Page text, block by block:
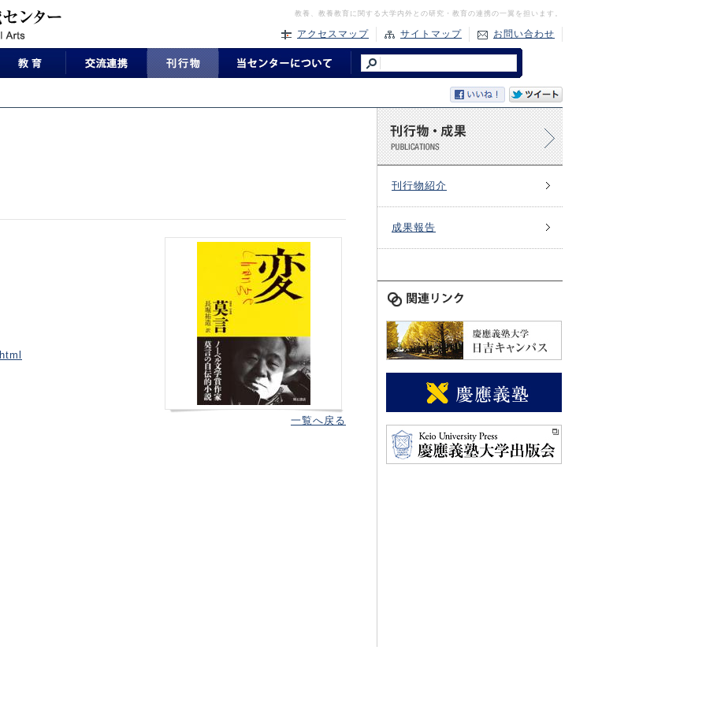
教養、教養教育に関する大学内外との研究・教育の連携の一翼を担います。
アクセスマップ サイトマップ お問い合わせ
一覧へ戻る
刊行物紹介
成果報告